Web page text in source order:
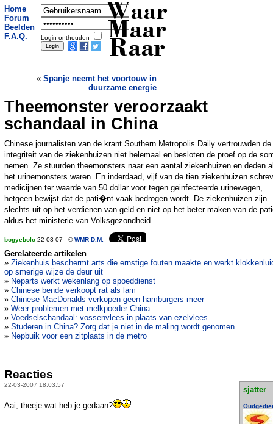
Home
Forum
Beelden
F.A.Q.
Login onthouden
Waar
Maar
Raar
« Spanje neemt het voortouw in
duurzame energie
Wetenschappers ontwikkelen pil tegen
koeienwind »
Theemonster veroorzaakt
schandaal in China
Chinese journalisten van de krant Southern Metropolis Daily vertrouwden de
integriteit van de ziekenhuizen niet helemaal en besloten de proef op de
nemen. Ze stuurden theemonsters naar een aantal ziekenhuizen en deden
het urinemonsters waren. En inderdaad, vijf van de tien ziekenhuizen
medicijnen ter waarde van 50 dollar voor tegen geinfecteerde urinewegen,
hetgeen bewijst dat de pati�nt vaak bedrogen wordt. De ziekenhuizen zijn
slechts uit op het verdienen van geld en niet op het beter maken van de
aldus het ministerie van Volksgezondheid.
bogyebolo 22-03-07 - ©WMR D.M.
Gerelateerde artikelen
» Ziekenhuis beschermt arts die ernstige fouten maakte en werkt
op smerige wijze de deur uit
» Neparts werkt wekenlang op spoeddienst
» Chinese bende verkoopt rat als lam
» Chinese MacDonalds verkopen geen hamburgers meer
» Weer problemen met melkpoeder China
» Voedselschandaal: vossenvlees in plaats van ezelvlees
» Studeren in China? Zorg dat je niet in de maling wordt genomen
» Nepbuik voor een zitplaats in de metro
Reacties
22-03-2007 18:03:57
sjatter
Aai, theeje wat heb je gedaan?